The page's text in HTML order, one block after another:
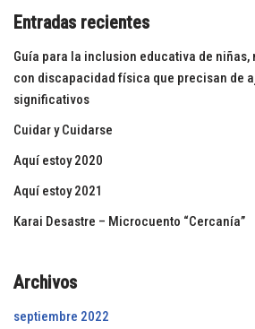
Entradas recientes
Guía para la inclusion educativa de niñas,
con discapacidad física que precisan de
significativos
Cuidar y Cuidarse
Aquí estoy 2020
Aquí estoy 2021
Karai Desastre – Microcuento “Cercanía”
Archivos
septiembre 2022